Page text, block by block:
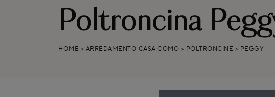
Poltroncina
HOME > ARREDAMENTO CASA COMO > POLTRONCINE > PEGGY